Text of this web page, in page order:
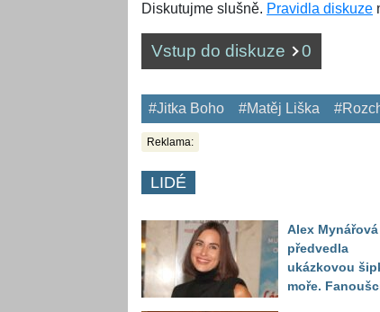
Diskutujme slušně. Pravidla diskuze
Vstup do diskuze 0
#Jitka Boho #Matěj Liška
Reklama:
LIDÉ
Alex Mynářová
předvedla
ukázkovou
moře.